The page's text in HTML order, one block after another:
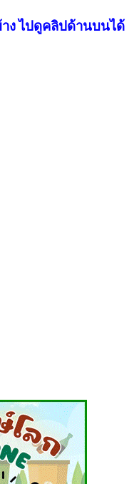
ง ไปดูคลิปด้านบนได้